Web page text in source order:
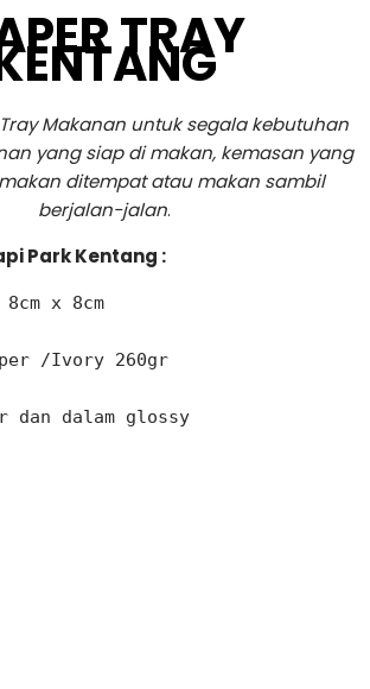
TRAY
Makanan untuk segala kebutuhan
yang siap di makan, kemasan yang
ditempat atau makan sambil
berjalan-jalan.
Park Kentang :
x 8cm
/Ivory 260gr
dan dalam glossy